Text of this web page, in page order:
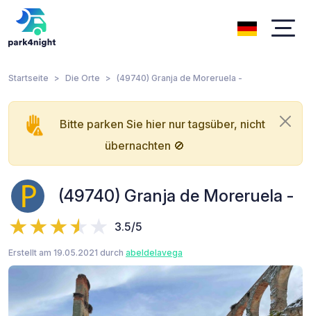
Startseite Die Orte (49740) Granja de Moreruela -
Bitte parken Sie hier nur tagsüber, nicht
übernachten 🚫
(49740) Granja de Moreruela -
3.5/5
Erstellt am 19.05.2021 durch abeldelavega